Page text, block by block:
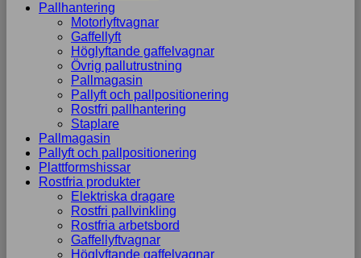
Pallhantering
Motorlyftvagnar
Gaffellyft
Höglyftande gaffelvagnar
Övrig pallutrustning
Pallmagasin
Pallyft och pallpositionering
Rostfri pallhantering
Staplare
Pallmagasin
Pallyft och pallpositionering
Plattformshissar
Rostfria produkter
Elektriska dragare
Rostfri pallvinkling
Rostfria arbetsbord
Gaffellyftvagnar
Höglyftande gaffelvagnar